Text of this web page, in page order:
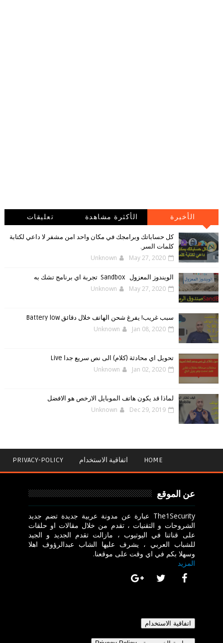
الأخيرة الأكثرة مشاهدة تعليقات
كل حساباتك وبرامجك في مكان واحد امن مشفر لا داعي لكتابة
كلمات السر.
Unknown May 27, 2020
الويندوز ‏المعزول ‏Sandbox ‎ ‎ ‏ ‏تجربة ‏اي ‏برنامج ‏تشك ‏به
Unknown May 27, 2020
سبب غريب! يفرغ شحن الهاتف خلال دقائق Battery low
Unknown Jan 08, 2020
تحويل اي محادثة (كلام) الى نص سريع جدا Live
Unknown Jan 02, 2020
لماذا قد يكون هاتف الموبايل الارخص هو الافضل
Unknown Dec 29, 2019
HOME اتفاقية الاستخدام PRIVACY-POLICY
عن الموقع
The1Security عبارة عن مدونة عربية جديدة تضم جديد
الشروحات و التقنيات ، تقدم من خلال مقالات او حلقات
على قناتنا في اليوتيوب ، مازالت تقدم الجديد و الجيد
للشباب العربي ، يشرف عليها الشاب عبدالرؤوف اهلا
وسهلا بكم في اي وقت على موقعنا.
المزيد